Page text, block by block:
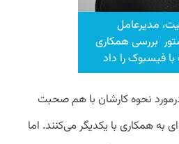
مدیرعامل
بررسی همکاری
فیسبوک را داد
نحوه کارشان با هم صحبت
به همکاری با یکدیگر می‌کنند. اما